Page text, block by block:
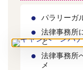
パラリーガ
法律事務所
と
法律事務所
メ